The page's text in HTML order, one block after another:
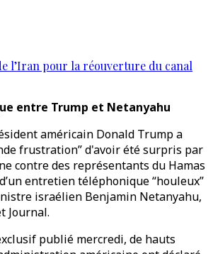
l’Iran pour la réouverture du canal
entre Trump et Netanyahu
américain Donald Trump a
frustration” d'avoir été surpris par
contre des représentants du Hamas
entretien téléphonique “houleux”
israélien Benjamin Netanyahu,
Journal.
publié mercredi, de hauts